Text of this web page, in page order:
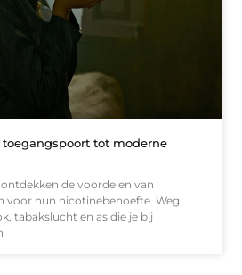
tot moderne
de voordelen van
voor hun nicotinebehoefte. Weg
tabakslucht en as die je bij